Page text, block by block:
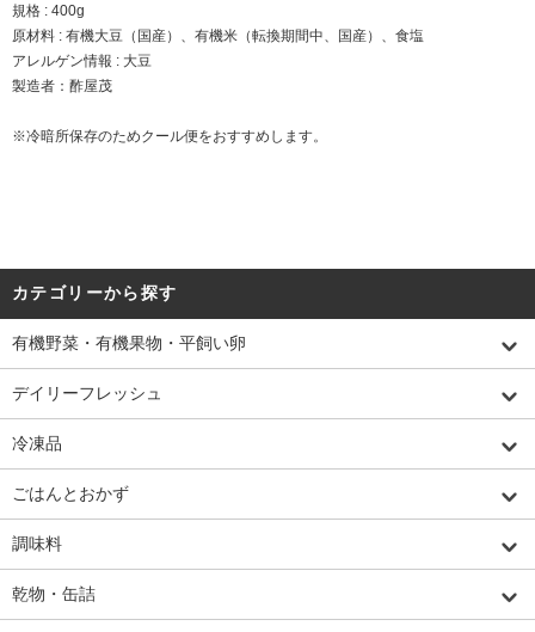
規格 : 400g
原材料 : 有機大豆（国産）、有機米（転換期間中、国産）、食塩
アレルゲン情報 : 大豆
製造者：酢屋茂
※冷暗所保存のためクール便をおすすめします。
カテゴリーから探す
有機野菜・有機果物・平飼い卵
デイリーフレッシュ
冷凍品
ごはんとおかず
調味料
乾物・缶詰